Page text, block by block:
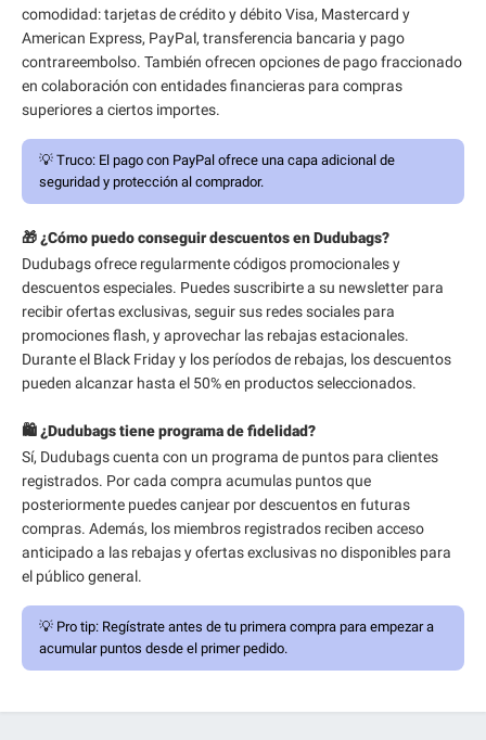
comodidad: tarjetas de crédito y débito Visa, Mastercard y
American Express, PayPal, transferencia bancaria y pago
contrareembolso. También ofrecen opciones de pago fraccionado
en colaboración con entidades financieras para compras
superiores a ciertos importes.
💡 Truco: El pago con PayPal ofrece una capa adicional de
seguridad y protección al comprador.
🎁 ¿Cómo puedo conseguir descuentos en Dudubags?
Dudubags ofrece regularmente códigos promocionales y
descuentos especiales. Puedes suscribirte a su newsletter para
recibir ofertas exclusivas, seguir sus redes sociales para
promociones flash, y aprovechar las rebajas estacionales.
Durante el Black Friday y los períodos de rebajas, los descuentos
pueden alcanzar hasta el 50% en productos seleccionados.
🛍️ ¿Dudubags tiene programa de fidelidad?
Sí, Dudubags cuenta con un programa de puntos para clientes
registrados. Por cada compra acumulas puntos que
posteriormente puedes canjear por descuentos en futuras
compras. Además, los miembros registrados reciben acceso
anticipado a las rebajas y ofertas exclusivas no disponibles para
el público general.
💡 Pro tip: Regístrate antes de tu primera compra para empezar a
acumular puntos desde el primer pedido.